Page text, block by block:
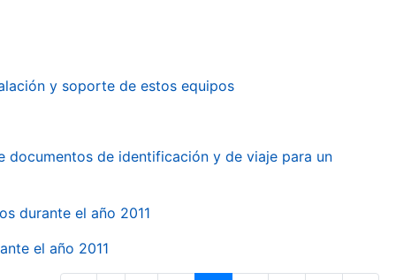
y soporte de estos equipos
de identificación y de viaje para un
durante el año 2011
el año 2011